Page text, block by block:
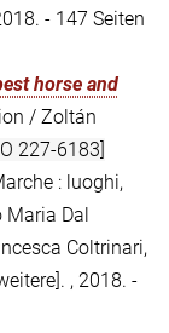
- 147 Seiten
horse and
/ Zoltán
227-6183]
: luoghi,
Dal
Coltrinari,
, 2018. -